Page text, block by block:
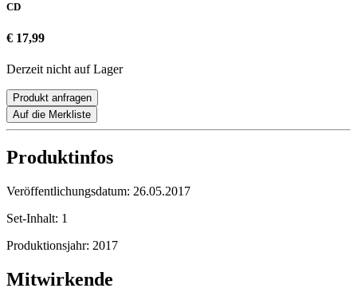
CD
€ 17,99
Derzeit nicht auf Lager
Produkt anfragen
Auf die Merkliste
Produktinfos
Veröffentlichungsdatum: 26.05.2017
Set-Inhalt: 1
Produktionsjahr: 2017
Mitwirkende